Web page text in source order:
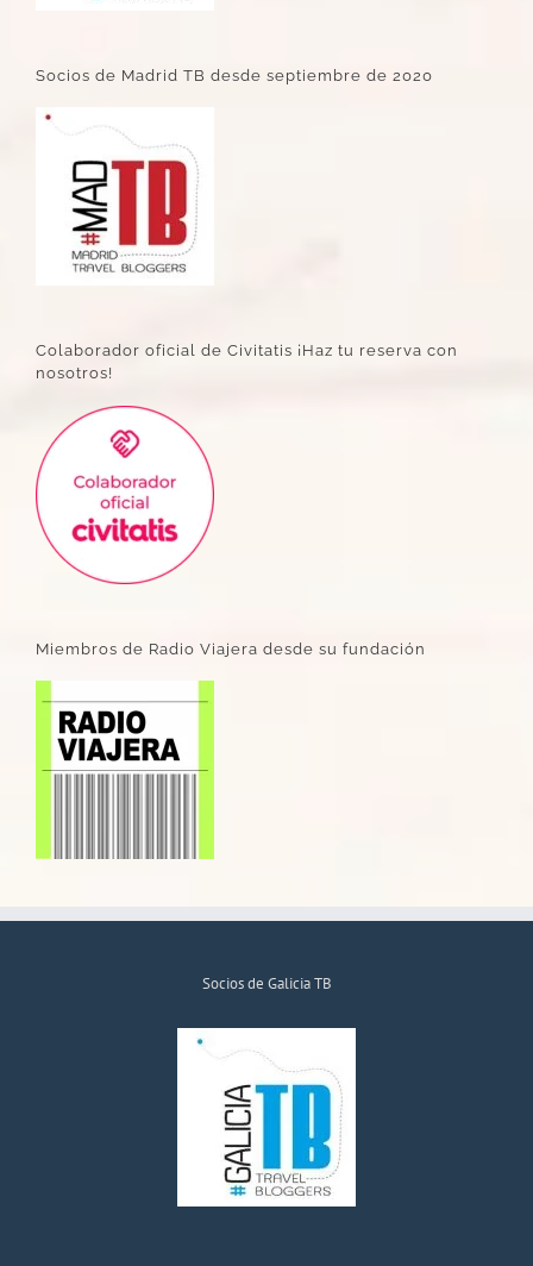
Socios de Madrid TB desde septiembre de 2020
Colaborador oficial de Civitatis ¡Haz tu reserva con
nosotros!
Miembros de Radio Viajera desde su fundación
Socios de Galicia TB